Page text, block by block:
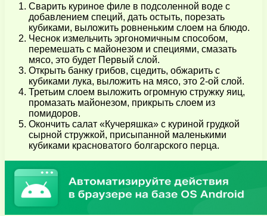
Сварить куриное филе в подсоленной воде с
добавлением специй, дать остыть, порезать
кубиками, выложить ровненьким слоем на блюдо.
Чеснок измельчить эргономичным способом,
перемешать с майонезом и специями, смазать
мясо, это будет Первый слой.
Открыть банку грибов, сцедить, обжарить с
кубиками лука, выложить на мясо, это 2-ой слой.
Третьим слоем выложить огромную стружку яиц,
промазать майонезом, прикрыть слоем из
помидоров.
Окончить салат «Кучеряшка» с куриной грудкой
сырной стружкой, присыпанной маленькими
кубиками красноватого болгарского перца.